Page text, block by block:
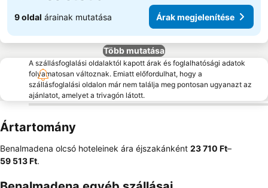
9 oldal árainak mutatása Árak megjelenítése
Több mutatása
A szállásfoglalási oldalaktól kapott árak és foglalhatósági adatok
folyamatosan változnak. Emiatt előfordulhat, hogy a
szállásfoglalási oldalon már nem találja meg pontosan ugyanazt az
ajánlatot, amelyet a trivagón látott.
Ártartomány
Benalmadena olcsó hoteleinek ára éjszakánként ‎23 710 Ft–
59 513 Ft.